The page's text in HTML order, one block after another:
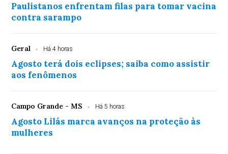
Paulistanos enfrentam filas para tomar vacina
contra sarampo
Geral Há 4 horas
Agosto terá dois eclipses; saiba como assistir
aos fenômenos
Campo Grande - MS Há 5 horas
Agosto Lilás marca avanços na proteção às
mulheres